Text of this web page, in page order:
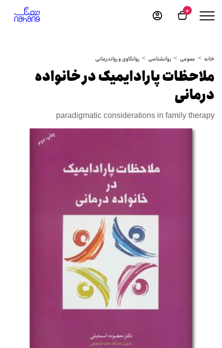
0
خانه عمومی روانشناسی روانکاوی و رواندرمانی
ملاحظات پارادایمیک در خانواده
درمانی
paradigmatic considerations in family therapy